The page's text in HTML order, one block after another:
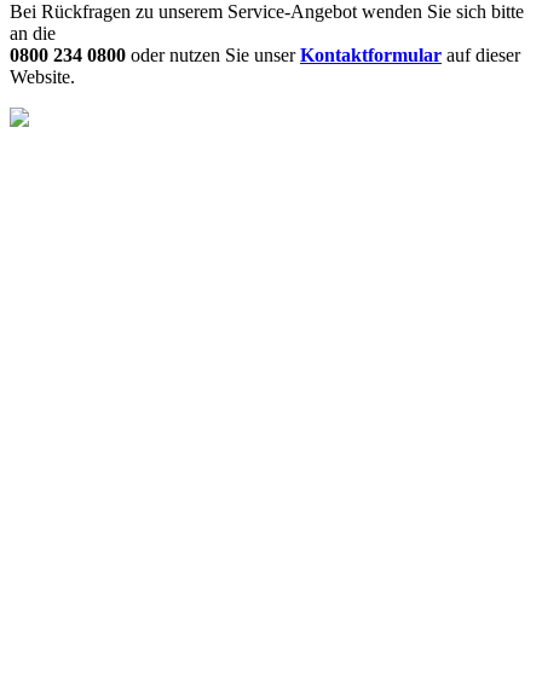
Bei Rückfragen zu unserem Service-Angebot wenden Sie sich bitte
an die
0800 234 0800 oder nutzen Sie unserKontaktformular auf dieser
Website.